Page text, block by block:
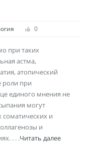
0
при таких
астма,
атопический
роли при
единого мнения не
могут
и
и
. . .Читать далее